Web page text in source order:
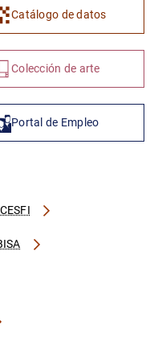
Catálogo de datos
Colección de arte
Portal de Empleo